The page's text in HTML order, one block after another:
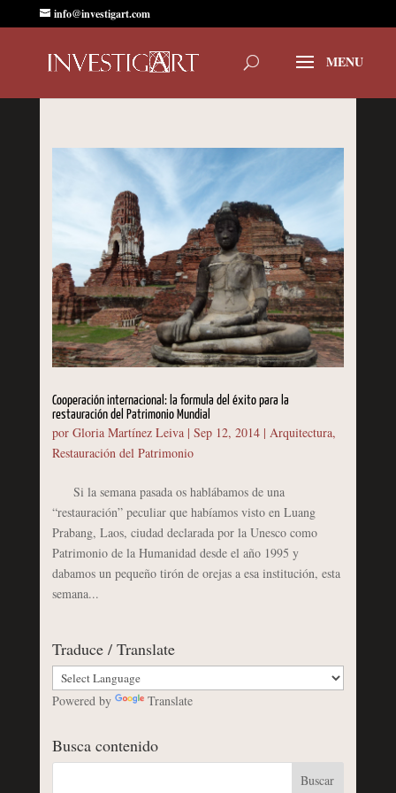
info@investigart.com
Cooperación internacional: la formula del éxito para la
restauración del Patrimonio Mundial
por Gloria Martínez Leiva| Sep 12, 2014| Arquitectura,
Restauración del Patrimonio
Si la semana pasada os hablábamos de una
“restauración” peculiar que habíamos visto en Luang
Prabang, Laos, ciudad declarada por la Unesco como
Patrimonio de la Humanidad desde el año 1995 y
dabamos un pequeño tirón de orejas a esa institución, esta
semana...
Traduce / Translate
Powered by Translate
Busca contenido